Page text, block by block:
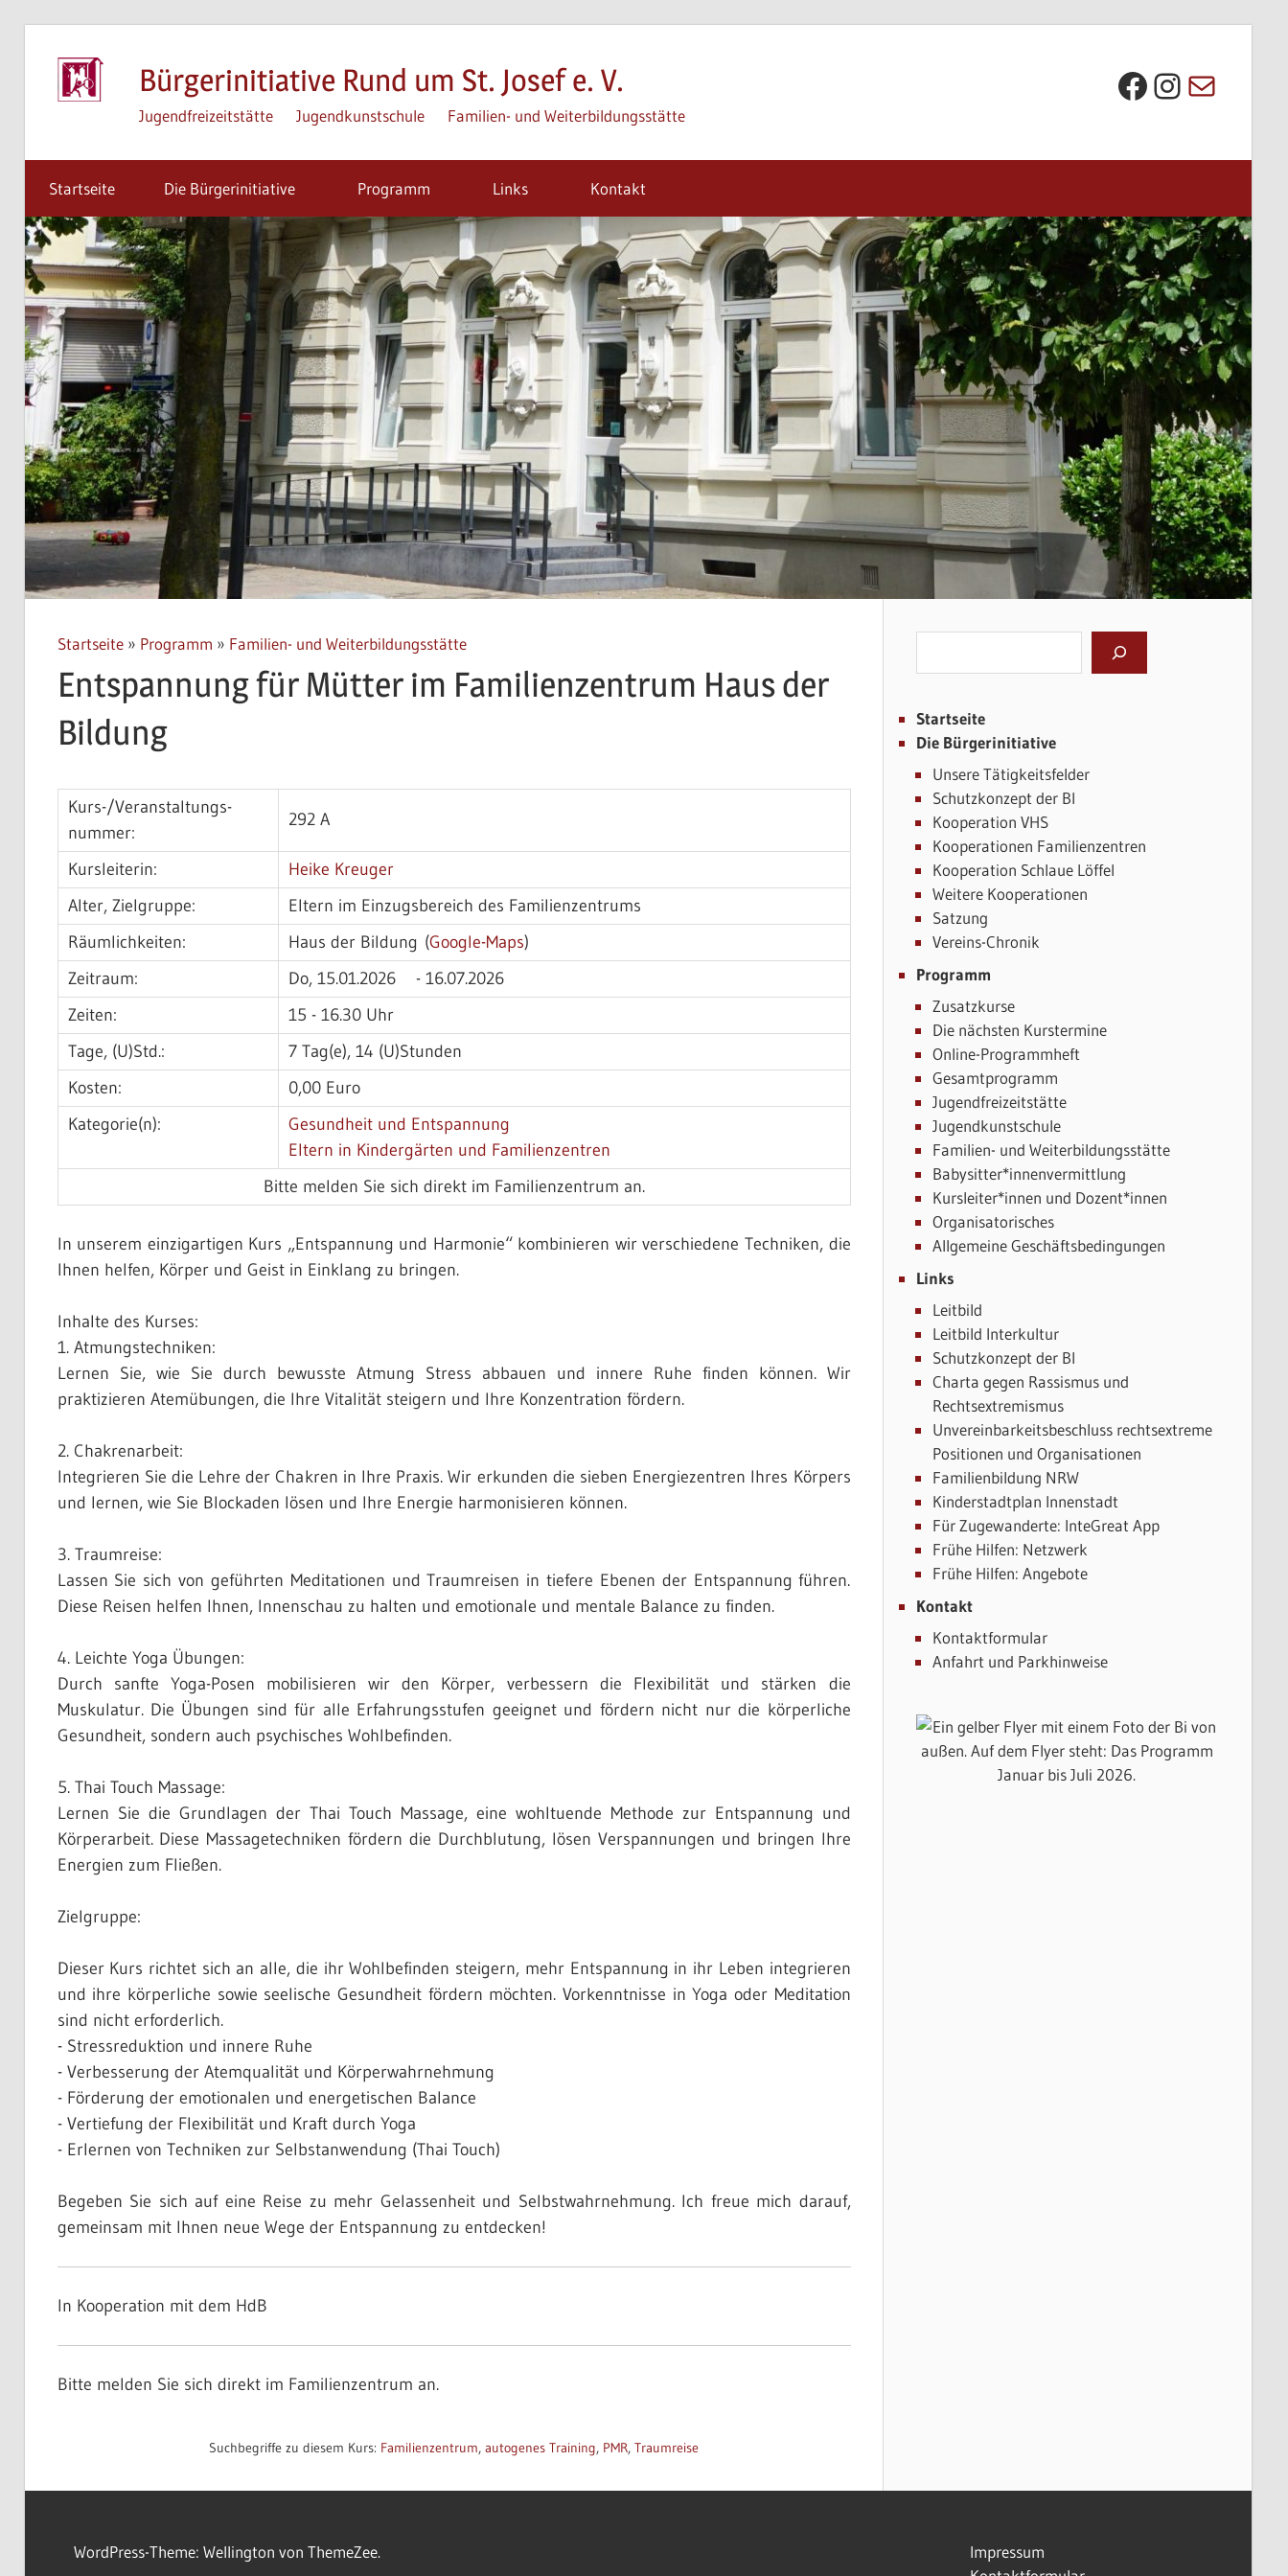
Inhalt
springen
Bürgerinitiative Rund um St. Josef e. V.
Jugendfreizeitstätte Jugendkunstschule Familien- und Weiterbildungsstätte
Die BI bei Facebook
E-Mail
Startseite Die Bürgerinitiative Programm Links Kontakt
Startseite» Programm » Familien- und Weiterbildungsstätte
Entspannung für Mütter im Familienzentrum Haus der
Bildung
Kurs-/­Veran­staltungs­
nummer:
292 A
Kursleiterin:
Heike Kreuger
Alter, Zielgruppe:
Eltern im Einzugsbereich des Familienzentrums
Räumlichkeiten:
Haus der Bildung (Google-Maps)
Zeitraum:
Do, 15.01.2026 - 16.07.2026
Zeiten:
15 - 16.30 Uhr
Tage, (U)Std.:
7 Tag(e), 14 (U)Stunden
Kosten:
0,00 Euro
Kategorie(n):
Gesundheit und Entspannung
Eltern in Kindergärten und Familienzentren
Bitte melden Sie sich direkt im Familienzentrum an.
In unserem einzigartigen Kurs „Entspannung und Harmonie“ kombinieren wir verschiedene Techniken, die
Ihnen helfen, Körper und Geist in Einklang zu bringen.
Inhalte des Kurses:
1. Atmungstechniken:
Lernen Sie, wie Sie durch bewusste Atmung Stress abbauen und innere Ruhe finden können. Wir
praktizieren Atemübungen, die Ihre Vitalität steigern und Ihre Konzentration fördern.
2. Chakrenarbeit:
Integrieren Sie die Lehre der Chakren in Ihre Praxis. Wir erkunden die sieben Energiezentren Ihres Körpers
und lernen, wie Sie Blockaden lösen und Ihre Energie harmonisieren können.
3. Traumreise:
Lassen Sie sich von geführten Meditationen und Traumreisen in tiefere Ebenen der Entspannung führen.
Diese Reisen helfen Ihnen, Innenschau zu halten und emotionale und mentale Balance zu finden.
4. Leichte Yoga Übungen:
Durch sanfte Yoga-Posen mobilisieren wir den Körper, verbessern die Flexibilität und stärken die
Muskulatur. Die Übungen sind für alle Erfahrungsstufen geeignet und fördern nicht nur die körperliche
Gesundheit, sondern auch psychisches Wohlbefinden.
5. Thai Touch Massage:
Lernen Sie die Grundlagen der Thai Touch Massage, eine wohltuende Methode zur Entspannung und
Körperarbeit. Diese Massagetechniken fördern die Durchblutung, lösen Verspannungen und bringen Ihre
Energien zum Fließen.
Zielgruppe:
Dieser Kurs richtet sich an alle, die ihr Wohlbefinden steigern, mehr Entspannung in ihr Leben integrieren
und ihre körperliche sowie seelische Gesundheit fördern möchten. Vorkenntnisse in Yoga oder Meditation
sind nicht erforderlich.
- Stressreduktion und innere Ruhe
- Verbesserung der Atemqualität und Körperwahrnehmung
- Förderung der emotionalen und energetischen Balance
- Vertiefung der Flexibilität und Kraft durch Yoga
- Erlernen von Techniken zur Selbstanwendung (Thai Touch)
Begeben Sie sich auf eine Reise zu mehr Gelassenheit und Selbstwahrnehmung. Ich freue mich darauf,
gemeinsam mit Ihnen neue Wege der Entspannung zu entdecken!
In Kooperation mit dem HdB
Bitte melden Sie sich direkt im Familienzentrum an.
Suchbegriffe zu diesem Kurs: Familienzentrum, autogenes Training, PMR, Traumreise
Startseite
Die Bürgerinitiative
Unsere Tätigkeitsfelder
Schutzkonzept der BI
Kooperation VHS
Kooperationen Familienzentren
Kooperation Schlaue Löffel
Weitere Kooperationen
Satzung
Vereins-Chronik
Programm
Zusatzkurse
Die nächsten Kurstermine
Online-Programmheft
Gesamtprogramm
Jugendfreizeitstätte
Jugendkunstschule
Familien- und Weiterbildungsstätte
Babysitter*innenvermittlung
Kursleiter*innen und Dozent*innen
Organisatorisches
Allgemeine Geschäftsbedingungen
Links
Leitbild
Leitbild Interkultur
Schutzkonzept der BI
Charta gegen Rassismus und
Rechtsextremismus
Unvereinbarkeitsbeschluss rechtsextreme
Positionen und Organisationen
Familienbildung NRW
Kinderstadtplan Innenstadt
Für Zugewanderte: InteGreat App
Frühe Hilfen: Netzwerk
Frühe Hilfen: Angebote
Kontakt
Kontaktformular
Anfahrt und Parkhinweise
Impressum
WordPress-Theme: Wellington von ThemeZee.